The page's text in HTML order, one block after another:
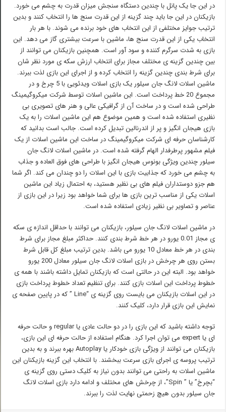
در این جا یک پانل با چندین دستگاه سنجش میزان قدرت به چشم می خورد.
بازیکنان در این جا باید چند گزینه از این قدرت سنج ها را انتخاب کنند و بدین
ترتیب جوایز مختلفی از این انتخاب های خود برنده می شوند. با هر بار
انتخاب یکی از این قدرت سنج ها، ماشین با سرعت بیشتری گاز می دهد. این
بازی به شدت سرگرم کننده و سود آور است. همچنین بازیکنان می توانند از
بین چندین گزینه ی مختلف مجاز برای انتخاب ارزش سکه ی مورد نظر شان
برای شرط بندی چندین گزینه را انتخاب کرده و از اجرای این بازی لذت ببرند.
ماشین اسلات لانگ جان سیلور یک بازی اسلات ویدئویی با 5 چرخ و در
مجموع 20 خط پرداخت است. این ماشین اسلات توسط شرکت میکروگیمینگ
طراحی شده است و در ساخت آن از گرافیکی عالی و هنر های تصویری بی
نظیری استفاده شده است و همین موضوع هم این ماشین اسلات را به یک
بازی هیجان انگیز و پر از اندرنالین تبدیل کرده است. جالب است بدانید که
کارشناسان حرفه ای شرکت میکروگیمینگ در ساخت این ماشین اسلات از یک
فیلم مشهور پرطرفدار الهام گرفته شده است. در ماشین اسلات لانگ جان
سیلور چندین ویژگی بونوس هیجان انگیز با طراحی های فوق العاده و جذاب
به چشم می خورد که جذابیت بازی با این اسلات را دو چندان می کند. اگر شما
هم جزو دوستداران فیلم های بی نظیر هستید، به احتمال زیاد این ماشین
اسلات یکی از مناسب ترین بازی ها برای شما خواهد بود زیرا در این بازی از
عناصر و تصاویر بی نظیر زیادی استفاده شده است.
در ماشین اسلات لانگ جان سیلور، بازیکنان می توانند با حداقل اندازه ی سکه
ی مجاز 0.01 یورو در هر خط شرط بندی کنند. حداکثر مبلغ مجاز برای شرط
بندی در هر خط معادل 10 یورو می باشد. بدین ترتیب مبلغ کل قابل شرط
بستن روی هر چرخش در بازی اسلات لانگ جان سیلور معادل 200 یورو
خواهد بود. البته این در حالتی است که بازیکنان تمایل داشته باشند با همه ی
خطوط پرداخت این اسلات بازی کنند. برای تنظیم تعداد خطوط پرداخت بازی
در این اسلات بازیکنان می بایست روی گزینه ی “Line ” که در پایین صفحه ی
نمایش این بازی قرار دارد، کلیک کنند.
توجه داشته باشید که این بازی را در دو حالت عادی یا regular و حالت حرفه
ای یا expert می توان اجرا کرد. هنگام استفاده از حالت حرفه ای این بازی،
بازیکنان می توانند از ویژگی بازی خودکار یا Autoplay بهره ببرند و به بدین
ترتیب پروسه ی اجرای بازی سرعت ببخشند. با انتخاب این گزینه بازیکنان این
ماشین اسلات به راحتی می توانند بدون نیاز به کلیک دستی روی گزینه ی
“بچرخ” یا ” Spin”، از چرخش های مختلف و ادامه دارد بازی اسلات لانگ
جان سیلور بدون هیچ زحمتی نهایت لذت را ببرند.